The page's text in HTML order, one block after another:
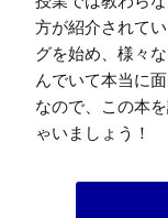
方が紹介されて
グを始め、様々
んでいて本当に
なので、この本
ゃいましょう！